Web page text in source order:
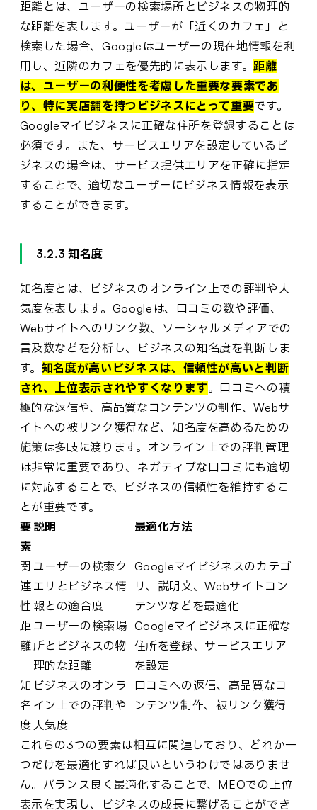
距離とは、ユーザーの検索場所とビジネスの物理的
な距離を表します。ユーザーが「近くのカフェ」と
検索した場合、Googleはユーザーの現在地情報を利
用し、近隣のカフェを優先的に表示します。距離
は、ユーザーの利便性を考慮した重要な要素であ
り、特に実店舗を持つビジネスにとって重要です。
Googleマイビジネスに正確な住所を登録することは
必須です。また、サービスエリアを設定しているビ
ジネスの場合は、サービス提供エリアを正確に指定
することで、適切なユーザーにビジネス情報を表示
することができます。
3.2.3 知名度
知名度とは、ビジネスのオンライン上での評判や人
気度を表します。Googleは、口コミの数や評価、
Webサイトへのリンク数、ソーシャルメディアでの
言及数などを分析し、ビジネスの知名度を判断しま
す。 知名度が高いビジネスは、信頼性が高いと判断
され、上位表示されやすくなります。口コミへの積
極的な返信や、高品質なコンテンツの制作、Webサ
イトへの被リンク獲得など、知名度を高めるための
施策は多岐に渡ります。オンライン上での評判管理
は非常に重要であり、ネガティブな口コミにも適切
に対応することで、ビジネスの信頼性を維持するこ
とが重要です。
要
素
説明 最適化方法
関
連
性
ユーザーの検索ク
エリとビジネス情
報との適合度
Googleマイビジネスのカテゴ
リ、説明文、Webサイトコン
テンツなどを最適化
距
離
ユーザーの検索場
所とビジネスの物
理的な距離
Googleマイビジネスに正確な
住所を登録、サービスエリア
を設定
知
名
度
ビジネスのオンラ
イン上での評判や
人気度
口コミへの返信、高品質なコ
ンテンツ制作、被リンク獲得
これらの3つの要素は相互に関連しており、どれか一
つだけを最適化すれば良いというわけではありませ
ん。バランス良く最適化することで、MEOでの上位
表示を実現し、ビジネスの成長に繋げることができ